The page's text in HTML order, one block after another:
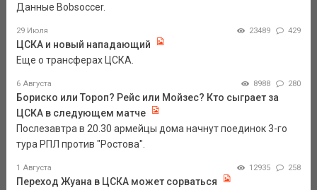
Данные Bobsoccer.
29 Июля 23489 429
ЦСКА и новый нападающий
Еще о трансферах ЦСКА.
6 Августа 8988 280
Бориско или Тороп? Рейс или Мойзес? Кто сыграет за
ЦСКА в следующем матче
Послезавтра в 20.30 армейцы дома начнут поединок 3-го
тура РПЛ против "Ростова".
1 Августа 12935 258
Переход Жуана в ЦСКА может сорваться